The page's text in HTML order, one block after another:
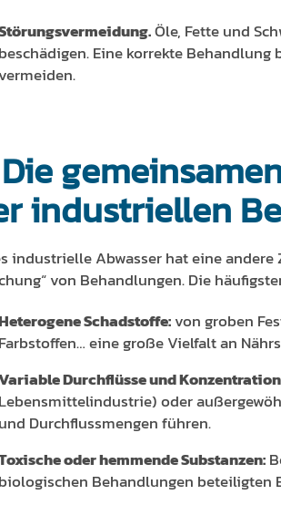
Öle, Fette und
beschädigen. Eine korrekte
vermeiden.
industriellen
industrielle Abwasser hat eine
von Behandlungen. Die
Schadstoffe:von groben
Farbstoffen… eine große Vielfalt an
Durchflüsse und
Lebensmittelindustrie) oder
und Durchflussmengen führen.
oder hemmende Substanzen:
biologischen Behandlungen beteiligten